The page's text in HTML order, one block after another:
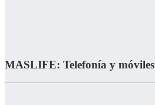
MASLIFE: Telefonía y móviles